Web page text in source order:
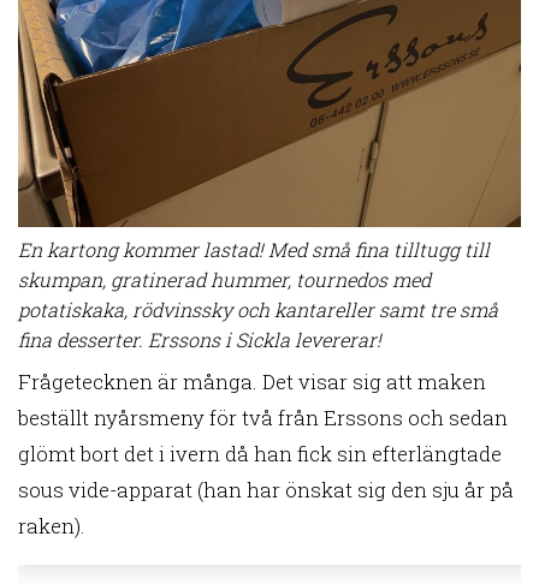
En kartong kommer lastad! Med små fina tilltugg till
skumpan, gratinerad hummer, tournedos med
potatiskaka, rödvinssky och kantareller samt tre små
fina desserter. Erssons i Sickla levererar!
Frågetecknen är många. Det visar sig att maken
beställt nyårsmeny för två från Erssons och sedan
glömt bort det i ivern då han fick sin efterlängtade
sous vide-apparat (han har önskat sig den sju år på
raken).